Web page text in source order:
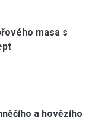
masa s
a hovězího